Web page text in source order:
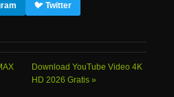
🐦 Twitter
Download YouTube Video 4K
HD 2026 Gratis